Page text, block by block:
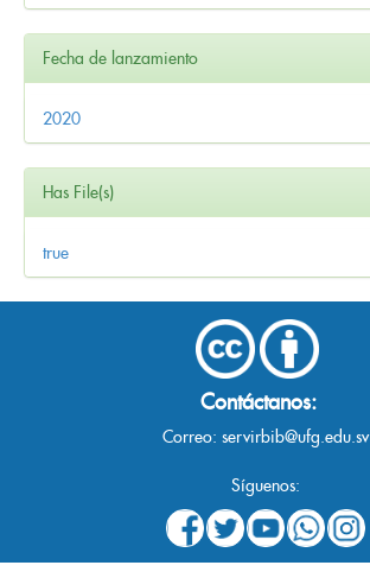
Fecha de lanzamiento
2020
Has File(s)
true
Contáctanos:
Correo: servirbib@ufg.edu.sv
Síguenos: